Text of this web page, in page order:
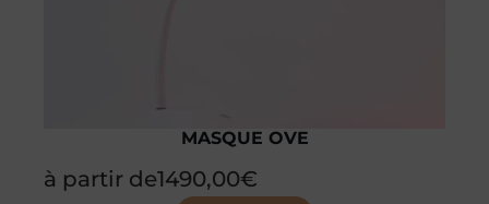
MASQUE OVE
à partir de1490,00€